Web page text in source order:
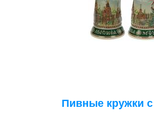
Пивные кружки